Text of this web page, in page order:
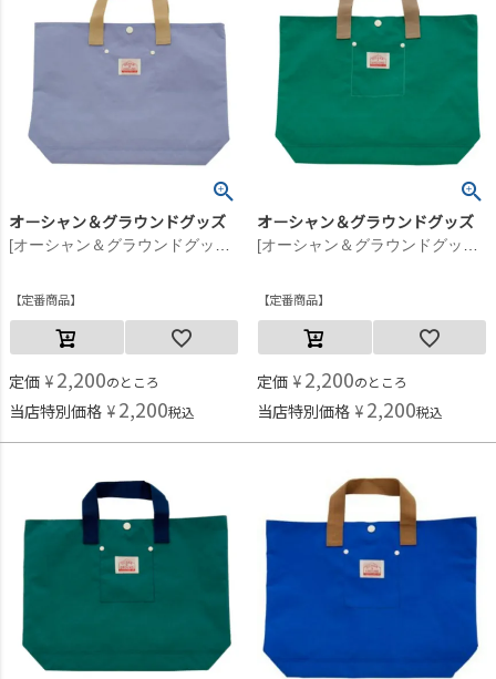
オーシャン＆グラウンドグッズ
定番商品
定価 ¥ 2,200のところ
当店特別価格 ¥ 2,200税込
オーシャン＆グラウンドグッズ
定番商品
定価 ¥ 2,200のところ
当店特別価格 ¥ 2,200税込